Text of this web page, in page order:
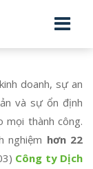
vụ Bảo vệ
doanh, sự an
và sự ổn định
mọi thành công.
nghiệm hơn 22
Công ty Dịch